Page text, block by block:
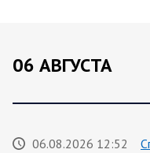
06 АВГУСТА
06.08.2026 12:52